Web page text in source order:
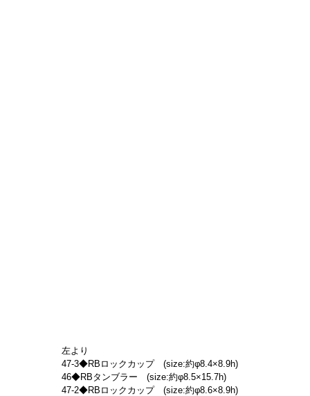
左より
47-3◆RBロックカップ　(size:約φ8.4×8.9h)
46◆RBタンブラー　(size:約φ8.5×15.7h)
47-2◆RBロックカップ　(size:約φ8.6×8.9h)